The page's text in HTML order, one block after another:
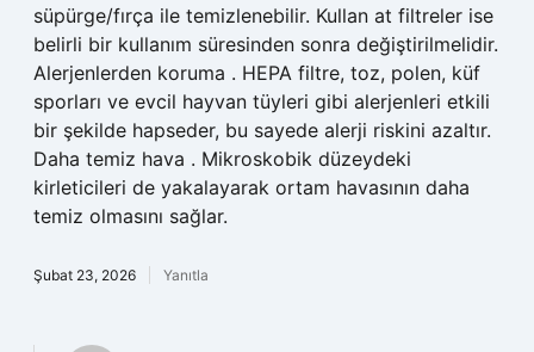
süpürge/fırça ile temizlenebilir. Kullan at filtreler ise
belirli bir kullanım süresinden sonra değiştirilmelidir.
Alerjenlerden koruma . HEPA filtre, toz, polen, küf
sporları ve evcil hayvan tüyleri gibi alerjenleri etkili
bir şekilde hapseder, bu sayede alerji riskini azaltır.
Daha temiz hava . Mikroskobik düzeydeki
kirleticileri de yakalayarak ortam havasının daha
temiz olmasını sağlar.
Şubat 23, 2026 Yanıtla